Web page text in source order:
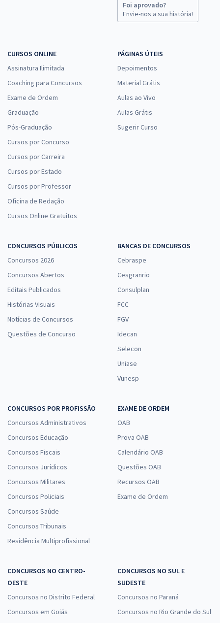
Foi aprovado?
Envie-nos a sua história!
CURSOS ONLINE
Assinatura Ilimitada
Coaching para Concursos
Exame de Ordem
Graduação
Pós-Graduação
Cursos por Concurso
Cursos por Carreira
Cursos por Estado
Cursos por Professor
Oficina de Redação
Cursos Online Gratuitos
PÁGINAS ÚTEIS
Depoimentos
Material Grátis
Aulas ao Vivo
Aulas Grátis
Sugerir Curso
CONCURSOS PÚBLICOS
Concursos 2026
Concursos Abertos
Editais Publicados
Histórias Visuais
Notícias de Concursos
Questões de Concurso
BANCAS DE CONCURSOS
Cebraspe
Cesgranrio
Consulplan
FCC
FGV
Idecan
Selecon
Uniase
Vunesp
CONCURSOS POR PROFISSÃO
Concursos Administrativos
Concursos Educação
Concursos Fiscais
Concursos Jurídicos
Concursos Militares
Concursos Policiais
Concursos Saúde
Concursos Tribunais
Residência Multiprofissional
EXAME DE ORDEM
OAB
Prova OAB
Calendário OAB
Questões OAB
Recursos OAB
Exame de Ordem
CONCURSOS NO CENTRO-
OESTE
Concursos no Distrito Federal
Concursos em Goiás
CONCURSOS NO SUL E
SUDESTE
Concursos no Paraná
Concursos no Rio Grande do Sul